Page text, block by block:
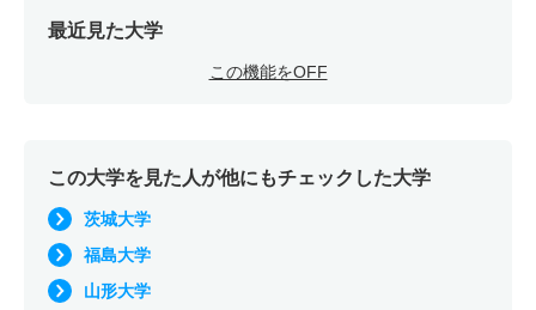
最近見た大学
この機能をOFF
この大学を見た人が他にもチェックした大学
茨城大学
福島大学
山形大学